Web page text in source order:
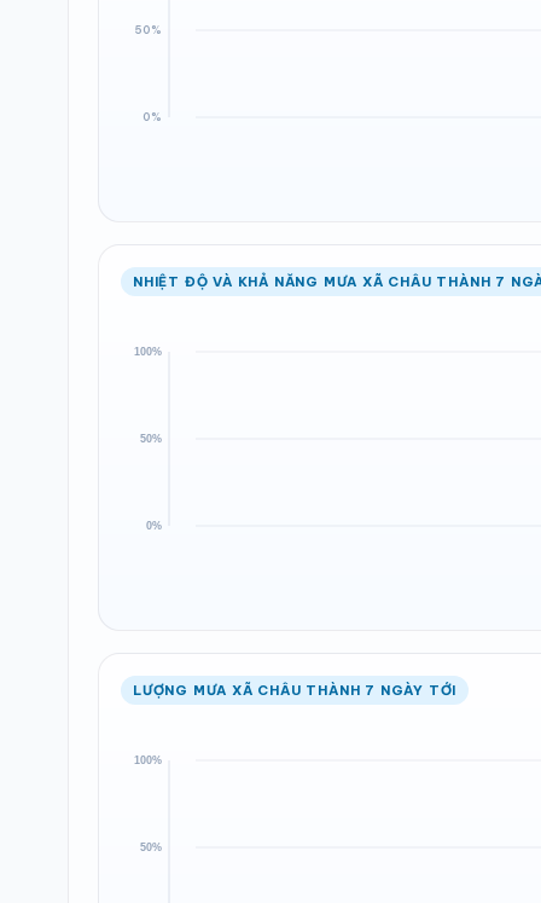
NHIỆT ĐỘ VÀ KHẢ NĂNG MƯA XÃ CHÂU THÀNH 7
LƯỢNG MƯA XÃ CHÂU THÀNH 7 NGÀY TỚI